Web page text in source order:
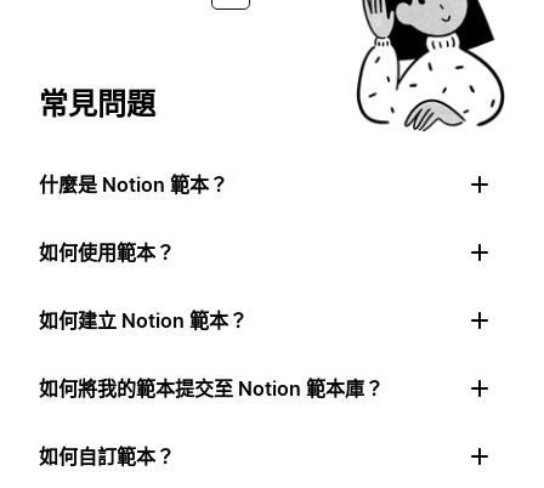
常見問題
什麼是 Notion 範本？
如何使用範本？
如何建立 Notion 範本？
如何將我的範本提交至 Notion 範本庫？
如何自訂範本？